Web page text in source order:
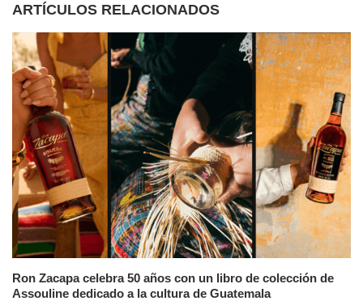
ARTÍCULOS RELACIONADOS
Ron Zacapa celebra 50 años con un libro de colección de
Assouline dedicado a la cultura de Guatemala